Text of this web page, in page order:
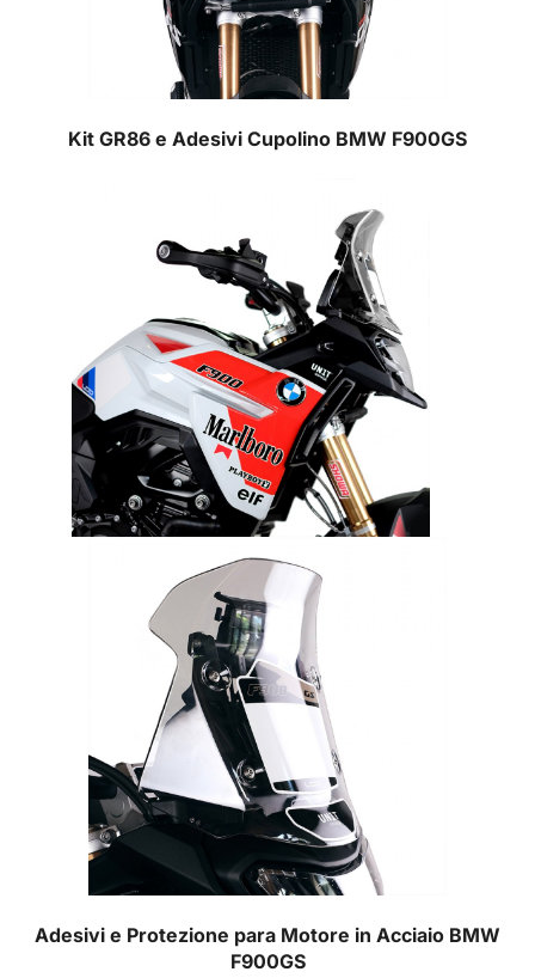
Kit GR86 e Adesivi Cupolino BMW F900GS
Adesivi e Protezione para Motore in Acciaio BMW
F900GS